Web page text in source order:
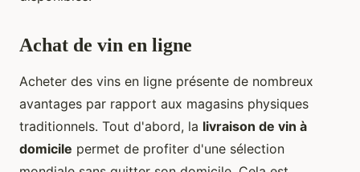
Achat de vin en ligne
Acheter des vins en ligne présente de nombreux
avantages par rapport aux magasins physiques
traditionnels. Tout d'abord, la livraison de vin à
domicile permet de profiter d'une sélection